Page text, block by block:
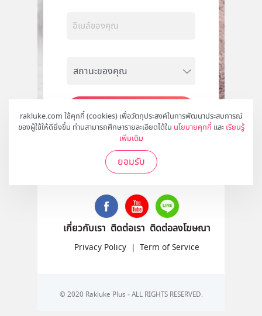
rakluke.com ใช้คุกกี้ (cookies) เพื่อวัตถุประสงค์ในการพัฒนาประสบการณ์
ของผู้ใช้ให้ดียิ่งขึ้น ท่านสามารถศึกษารายละเอียดได้ใน นโยบายคุกกี้ และ เรียนรู้
เพิ่มเติม
ยอมรับ
สมัคร
ติดตามเราได้ที่
เกี่ยวกับเรา ติดต่อเรา ติดต่อลงโฆษณา
Privacy Policy | Term of Service
© 2020 Rakluke Plus - ALL RIGHTS RESERVED.